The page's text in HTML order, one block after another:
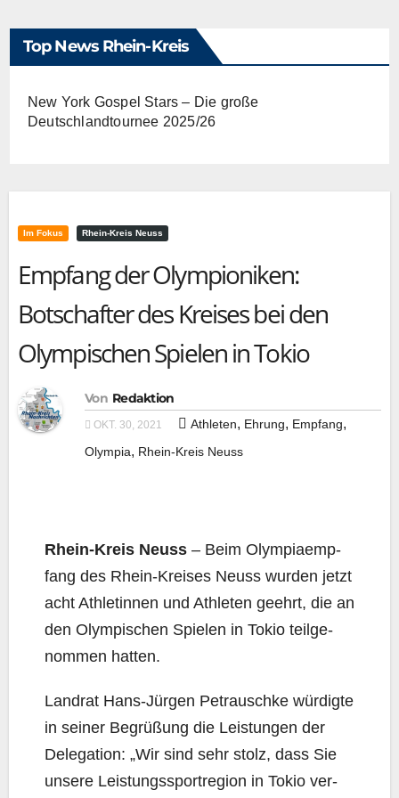
Top News Rhein-Kreis
New York Gospel Stars – Die große
Deutschlandtournee 2025/26
Im Fokus Rhein-Kreis Neuss
Empfang der Olympioniken:
Botschafter des Kreises bei den
Olympischen Spielen in Tokio
Von Redaktion
OKT. 30, 2021 Athleten, Ehrung, Empfang,
Olympia, Rhein-Kreis Neuss
Rhein-Kreis Neuss – Beim Olym­pi­a­emp­
fang des Rhein-Krei­ses Neuss wur­den jetzt
acht Ath­le­tin­nen und Ath­le­ten geehrt, die an
den Olym­pi­schen Spie­len in Tokio teil­ge­
nom­men hatten.
Land­rat Hans-Jür­gen Pet­rausch­ke wür­dig­te
in sei­ner Begrü­ßung die Leis­tun­gen der
Dele­ga­ti­on: „Wir sind sehr stolz, dass Sie
unse­re Leis­tungs­sport­re­gi­on in Tokio ver­